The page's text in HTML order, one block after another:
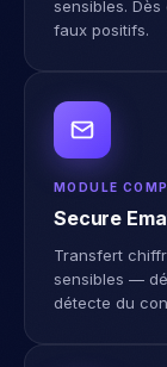
MODULE
Secure
Transfert
sensibles —
détecte du